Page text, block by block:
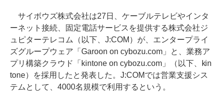
サイボウズ株式会社は27日、ケーブルテレビやインタ
ーネット接続、固定電話サービスを提供する株式会社ジ
ュピターテレコム（以下、J:COM）が、エンタープライ
ズグループウェア「Garoon on cybozu.com」と、業務ア
プリ構築クラウド「kintone on cybozu.com」（以下、kin
tone）を採用したと発表した。J:COMでは営業支援シス
テムとして、4000名規模で利用するという。